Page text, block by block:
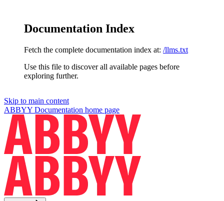
Documentation Index
Fetch the complete documentation index at: /llms.txt
Use this file to discover all available pages before
exploring further.
Skip to main content
ABBYY Documentation home page